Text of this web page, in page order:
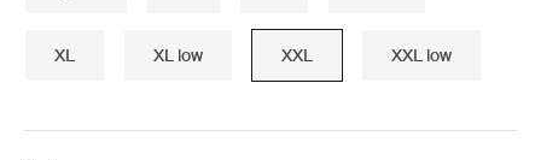
XL XL low XXL XXL low